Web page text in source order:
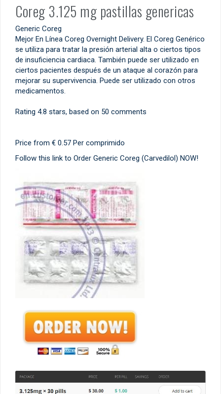
Coreg 3.125 mg pastillas genericas
Generic Coreg
Mejor En Línea Coreg Overnight Delivery. El Coreg Genérico
se utiliza para tratar la presión arterial alta o ciertos tipos
de insuficiencia cardiaca. También puede ser utilizado en
ciertos pacientes después de un ataque al corazón para
mejorar su supervivencia. Puede ser utilizado con otros
medicamentos.
Rating 4.8 stars, based on 50 comments
Price from € 0.57 Per comprimido
Follow this link to Order Generic Coreg (Carvedilol) NOW!